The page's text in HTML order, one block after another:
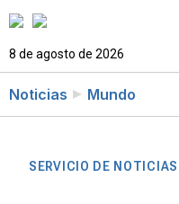
8 de agosto de 2026
Noticias Mundo
SERVICIO DE NOTICIAS